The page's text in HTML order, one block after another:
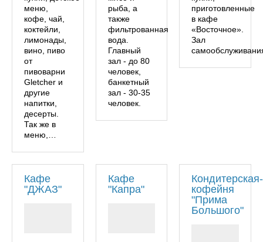
меню,
кофе, чай,
коктейли,
лимонады,
вино, пиво
от
пивоварни
Gletcher и
другие
напитки,
десерты.
Так же в
меню,…
рыба, а
также
фильтрованная
вода.
Главный
зал - до 80
человек,
банкетный
зал - 30-35
человек.
приготовленные
в кафе
«Восточное».
Зал
Кафе
"ДЖАЗ"
Кафе
"Капра"
Кондитерская-
кофейня
"Прима
Большого"